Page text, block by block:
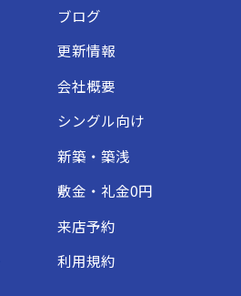
ブログ
更新情報
会社概要
シングル向け
新築・築浅
敷金・礼金0円
来店予約
利用規約